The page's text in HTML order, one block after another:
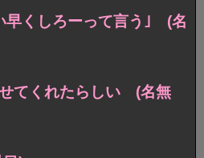
早くしろーって言う｣ (名
てくれたらしい (名無